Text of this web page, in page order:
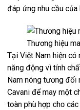
đáp ứng nhu cầu của
Thương hiệu
Tại Việt Nam hiện
năng động vì tính
Nam nóng tương đối
Cavani để may một
toàn phù hợp cho các